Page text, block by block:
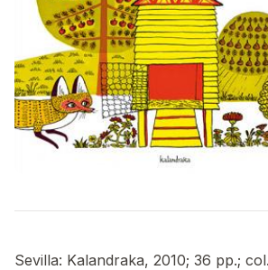
Sevilla: Kalandraka, 2010; 36 pp.;